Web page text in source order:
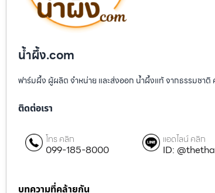
น้ำผึ้ง.com
ฟาร์มผึ้ง ผู้ผลิต จำหน่าย และส่งออก น้ำผึ้งแท้ จากธรรมช
ติดต่อเรา
โทร คลิก
099-185-8000
แอดไลน์ คลิก
ID:
บทความที่คล้ายกัน